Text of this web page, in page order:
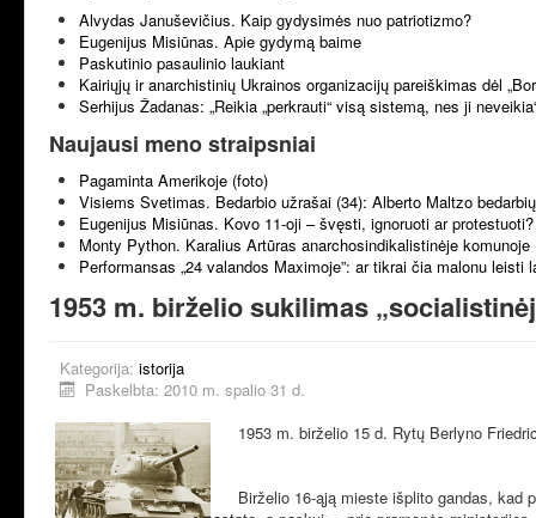
Alvydas Januševičius. Kaip gydysimės nuo patriotizmo?
Eugenijus Misiūnas. Apie gydymą baime
Paskutinio pasaulinio laukiant
Kairiųjų ir anarchistinių Ukrainos organizacijų pareiškimas dėl
Serhijus Žadanas: „Reikia „perkrauti“ visą sistemą, nes ji
Naujausi meno straipsniai
Pagaminta Amerikoje (foto)
Visiems Svetimas. Bedarbio užrašai (34): Alberto Maltzo
Eugenijus Misiūnas. Kovo 11-oji – švęsti, ignoruoti ar protestuoti?
Monty Python. Karalius Artūras anarchosindikalistinėje komunoje
Performansas „24 valandos Maximoje”: ar tikrai čia malonu leisti
1953 m. birželio sukilimas
Kategorija: istorija
Paskelbta: 2010 m. spalio 31 d.
1953 m. birželio 15 d. Rytų Berlyno
Birželio 16-ąją mieste išplito gandas, kad